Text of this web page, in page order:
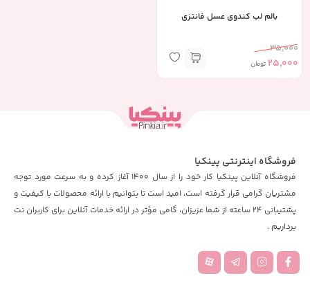
بالم لب کندوی عسل فانتزی
35,000
25,000 تومان
فروشگاه اینترنتی پینکیا
فروشگاه آنلاین پینکیا کار خود را از سال 1400 آغاز کرده و به سرعت مورد توجه
مشتریان گرامی قرار گرفته است، امید است تا بتوانیم با ارائه محصولات با کیفیت و
پشتیبانی 24 ساعته از شما عزیزان، گامی مؤثر در ارائه خدمات آنلاین برای کاربران نت
برداریم .